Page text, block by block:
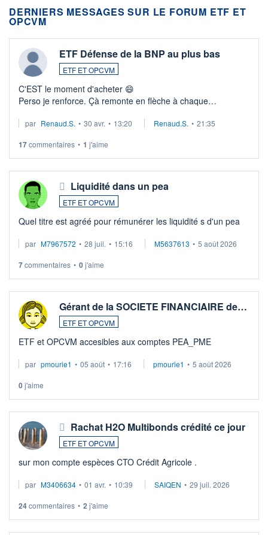
DERNIERS MESSAGES SUR LE FORUM ETF ET
OPCVM
ETF Défense de la BNP au plus bas
ETF ET OPCVM
C'EST le moment d'acheter 😄​
Perso je renforce. Çà remonte en flèche à chaque
Investissement long terme tip top pour sa retraite.
par Renaud.S. • 30 avr. • 13:20 Renaud.S. • 21:35
17commentaires • 1 j'aime
Liquidité dans un pea
ETF ET OPCVM
Quel titre est agréé pour rémunérer les liquidité s d'un pea
par M7967572 • 28 juil. • 15:16 M5637613 • 5 août 2026
7commentaires • 0j'aime
Gérant de la SOCIETE FINANCIAIRE de…
ETF ET OPCVM
ETF et OPCVM accesibles aux comptes PEA_PME
par pmourie1 • 05 août • 17:16 pmourie1 • 5 août 2026
0j'aime
Rachat H2O Multibonds crédité ce jour
ETF ET OPCVM
sur mon compte espèces CTO Crédit Agricole .
par M3406634 • 01 avr. • 10:39 SAIQEN • 29 juil. 2026
24commentaires • 2 j'aime